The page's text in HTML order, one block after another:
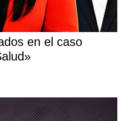
en el caso